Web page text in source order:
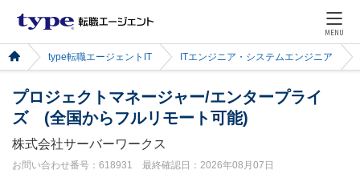
MENU
type転職エージェントIT ITエンジニア・システムエンジニア
プロジェクトマネージャー/エンタープライ
ズ (全国からフルリモート可能)
株式会社サーバーワークス
お問い合わせ番号：618931 最終確認日：2026年08月07日